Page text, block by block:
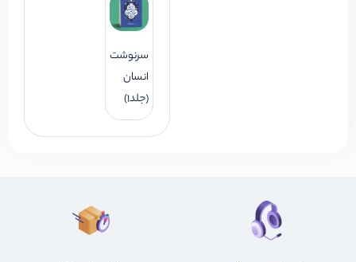
سرنوشت
انسان
(جلد1)